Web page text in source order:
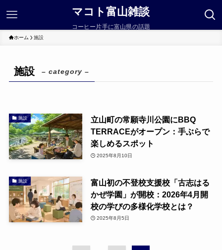
マコト富山雑談
コーヒー片手に富山県の話題
ホーム 施設
施設 – category –
施設
立山町の常願寺川公園にBBQ
TERRACEがオープン：手ぶらで
楽しめるスポット
2025年8月10日
施設
富山初の不登校支援校「古志はる
かぜ学園」が開校：2026年4月開
校の学びの多様化学校とは？
2025年8月5日